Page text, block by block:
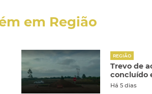
em Região
REGIÃO
Trevo de
concluído
Há 5 dias